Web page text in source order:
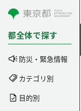
コンテンツにスキップ
都全体で探す
防災・緊急情報
カテゴリ別
目的別